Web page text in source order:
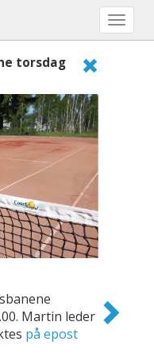
Toggle
torsdag
Martin leder
på epost